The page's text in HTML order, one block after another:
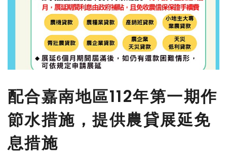
刊登
配合嘉南地區112年第一期作
節水措施，提供農貸展延免
息措施